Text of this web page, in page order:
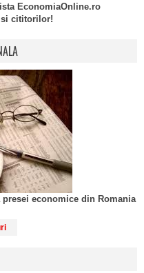
EconomiaOnline.ro
si cititorilor!
economice din Romania